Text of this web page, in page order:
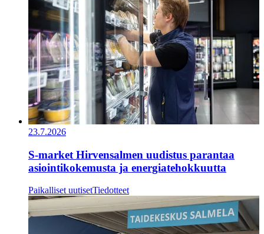
23.7.2026
S-market Hirvensalmen uudistus parantaa
asiointikokemusta ja energiatehokkuutta
Paikalliset uutisetTiedotteet